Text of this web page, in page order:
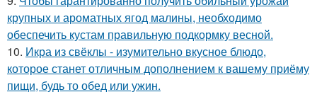
крупных и ароматных ягод малины, необходимо
обеспечить кустам правильную подкормку весной.
10. Икра из свёклы - изумительно вкусное блюдо,
которое станет отличным дополнением к вашему приёму
пищи, будь то обед или ужин.